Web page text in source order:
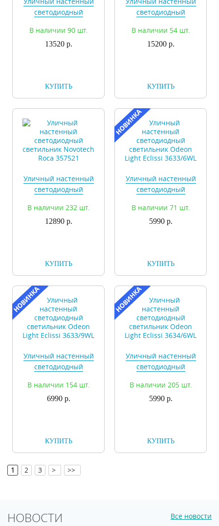
светодиодный
Roca 357445
В наличии 90 шт.
13520 р.
КУПИТЬ
светодиодный
Roca 357520
В наличии 54 шт.
15200 р.
КУПИТЬ
Уличный настенный
светодиодный
Roca 357521
В наличии 232 шт.
12890 р.
КУПИТЬ
Уличный настенный
светодиодный
Light Eclissi 3633/6WL
В наличии 71 шт.
5990 р.
КУПИТЬ
Уличный настенный
светодиодный
Light Eclissi 3633/9WL
В наличии 154 шт.
6990 р.
КУПИТЬ
Уличный настенный
светодиодный
Light Eclissi 3634/6WL
В наличии 205 шт.
5990 р.
КУПИТЬ
1 2 3 > >>
НОВОСТИ Все новости